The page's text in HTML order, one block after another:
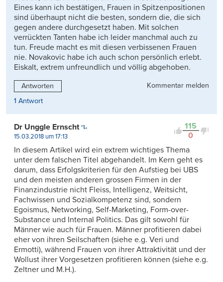
Eines kann ich bestätigen, Frauen in Spitzenpositionen
sind überhaupt nicht die besten, sondern die, die sich
gegen andere durchgesetzt haben. Mit solchen
verrückten Tanten habe ich leider manchmal auch zu
tun. Freude macht es mit diesen verbissenen Frauen
nie. Novakovic habe ich auch schon persönlich erlebt.
Eiskalt, extrem unfreundlich und völlig abgehoben.
Antworten
Kommentar melden
1 Antwort
115
0
Dr Unggle Ernscht
15.03.2018 um 17:13
In diesem Artikel wird ein extrem wichtiges Thema
unter dem falschen Titel abgehandelt. Im Kern geht es
darum, dass Erfolgskriterien für den Aufstieg bei UBS
und den meisten anderen grossen Firmen in der
Finanzindustrie nicht Fleiss, Intelligenz, Weitsicht,
Fachwissen und Sozialkompetenz sind, sondern
Egoismus, Networking, Self-Marketing, Form-over-
Substance und Internal Politics. Das gilt sowohl für
Männer wie auch für Frauen. Männer profitieren dabei
eher von ihren Seilschaften (siehe e.g. Veri und
Ermotti), während Frauen von ihrer Attraktivität und der
Wollust ihrer Vorgesetzen profitieren können (siehe e.g.
Zeltner und M.H.).